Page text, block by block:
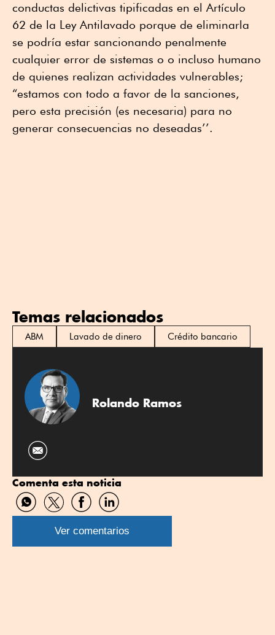
conductas delictivas tipificadas en el Artículo
62 de la Ley Antilavado porque de eliminarla
se podría estar sancionando penalmente
cualquier error de sistemas o o incluso humano
de quienes realizan actividades vulnerables;
“estamos con todo a favor de la sanciones,
pero esta precisión (es necesaria) para no
generar consecuencias no deseadas’’.
Temas relacionados
ABM Lavado de dinero Crédito bancario
Rolando Ramos
Comenta esta noticia
Compartir
por
WhatsApp
Compartir
por
Twitter
Compartir
por
Facebook
Compartir
por
Linkedin
Ver comentarios